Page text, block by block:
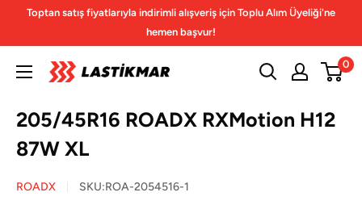
İçeriğeToptan satış fiyatlarıyla indirimli alışveriş için Toplu Alım Üyeliği'ne
hemen başvur!
0
205/45R16 ROADX RXMotion H12
87W XL
ROADX SKU:ROA-2054516-1